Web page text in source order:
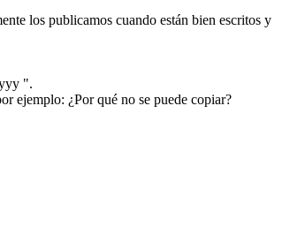
los publicamos cuando están bien escritos y
".
ejemplo: ¿Por qué no se puede copiar?